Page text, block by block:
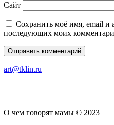
Сайт
Сохранить моё имя, email и
последующих моих
art@tklin.ru
О чем говорят мамы © 2023